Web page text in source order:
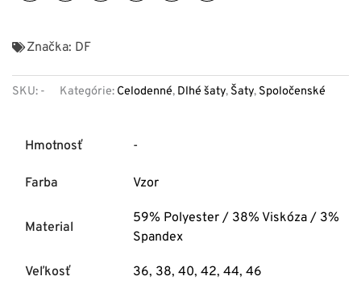
Značka: DF
SKU: - Kategórie: Celodenné, Dlhé šaty, Šaty, Spoločenské
Hmotnosť -
Farba Vzor
Material
59% Polyester / 38% Viskóza / 3%
Spandex
Veľkosť 36, 38, 40, 42, 44, 46